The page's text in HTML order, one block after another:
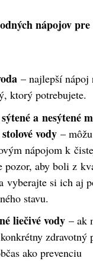
nápojov pre
– najlepší nápoj
ktorý potrebujete.
a nesýtené
vody –
nápojom k
pozor, aby boli z
vyberajte si ich aj
stavu.
liečivé vody– ak
zdravotný
ako prevenciu